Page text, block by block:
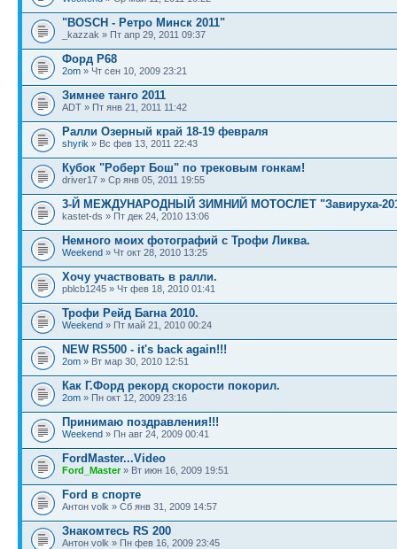
"BOSCH - Ретро Минск 2011"
_kazzak » Пт апр 29, 2011 09:37
Форд P68
2om » Чт сен 10, 2009 23:21
Зимнее танго 2011
ADT » Пт янв 21, 2011 11:42
Ралли Озерный край 18-19 февраля
shyrik » Вс фев 13, 2011 22:43
Кубок "Роберт Бош" по трековым гонкам!
driver17 » Ср янв 05, 2011 19:55
3-Й МЕЖДУНАРОДНЫЙ ЗИМНИЙ МОТОСЛЕТ "Завируха-
kastet-ds » Пт дек 24, 2010 13:06
Немного моих фотографий с Трофи Ликва.
Weekend » Чт окт 28, 2010 13:25
Хочу участвовать в ралли.
pblcb1245 » Чт фев 18, 2010 01:41
Трофи Рейд Багна 2010.
Weekend » Пт май 21, 2010 00:24
NEW RS500 - it's back again!!!
2om » Вт мар 30, 2010 12:51
Как Г.Форд рекорд скорости покорил.
2om » Пн окт 12, 2009 23:16
Принимаю поздравления!!!
Weekend » Пн авг 24, 2009 00:41
FordMaster...Video
Ford_Master» Вт июн 16, 2009 19:51
Ford в спорте
Антон volk » Сб янв 31, 2009 14:57
Знакомтесь RS 200
Антон volk » Пн фев 16, 2009 23:45